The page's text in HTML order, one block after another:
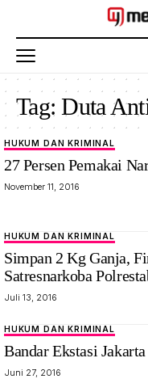
Tag:Duta
HUKUM DAN KRIMINAL
27 Persen Pemakai
November 11, 2016
HUKUM DAN KRIMINAL
Simpan 2 Kg Ganja,
Satresnarkoba
Juli 13, 2016
HUKUM DAN KRIMINAL
Bandar Ekstasi
Juni 27, 2016